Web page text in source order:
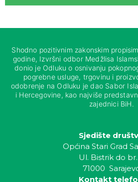
Shodno pozitivnim zakonskim
godine, Izvršni odbor Medžlisa
donio je Odluku o osnivanju
pogrebne usluge, trgovinu i
odobrenje na Odluku je dao Sabor
i Hercegovine, kao najviše
zajednici BiH.
Sjedište
Općina Stari Grad
Ul. Bistrik do
71000
Kontakt